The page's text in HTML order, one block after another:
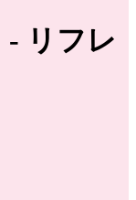
- リフレ